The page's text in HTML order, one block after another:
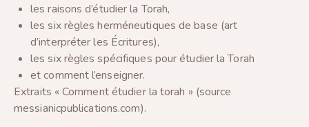
les raisons d’étudier la Torah,
les six règles herméneutiques de base (art
d’interpréter les Écritures),
les six règles spécifiques pour étudier la Torah
et comment l’enseigner.
Extraits « Comment étudier la torah » (source
messianicpublications.com).